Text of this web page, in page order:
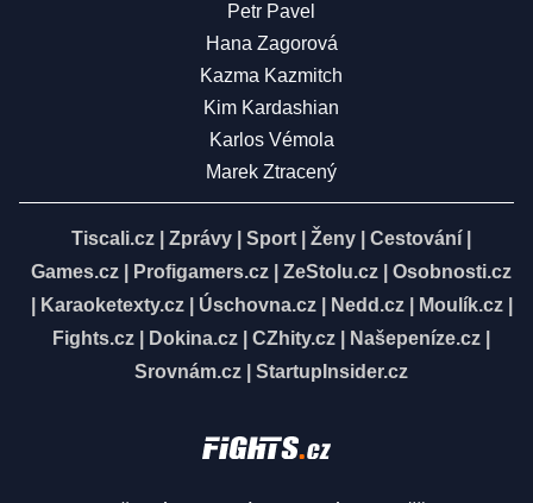
Petr Pavel
Hana Zagorová
Kazma Kazmitch
Kim Kardashian
Karlos Vémola
Marek Ztracený
Tiscali.cz Zprávy Sport Ženy Cestování
Games.cz
Profigamers.cz ZeStolu.cz
Osobnosti.cz
Karaoketexty.cz| Úschovna.cz| Nedd.cz| Moulík.cz|
Fights.cz
Dokina.cz CZhity.cz Našepeníze.cz
Srovnám.cz
StartupInsider.cz